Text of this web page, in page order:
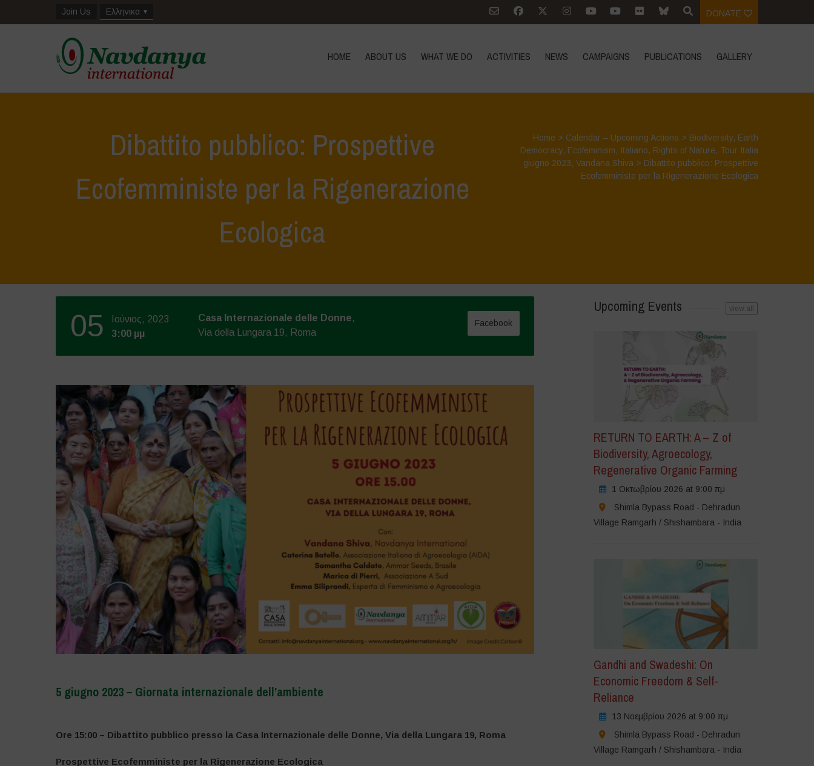
Join Us Ελληνικα DONATE
HOME ABOUT US WHAT WE DO ACTIVITIES NEWS CAMPAIGNS PUBLICATIONS GALLERY
Dibattito pubblico: Prospettive
Ecofemministe per la Rigenerazione
Ecologica
Home > Calendar – Upcoming Actions > Biodiversity, Earth
Democracy, Ecofeminism, Italiano, Rights of Nature, Tour Italia
giugno 2023,Vandana Shiva > Dibattito pubblico: Prospettive
Ecofemministe per la Rigenerazione Ecologica
05
Ιούνιος, 2023
3:00 μμ
Casa Internazionale delle Donne,
Via della Lungara 19, Roma
Facebook
5 giugno 2023 – Giornata internazionale dell’ambiente
Ore 15:00 – Dibattito pubblico presso la Casa Internazionale delle Donne, Via della Lungara 19, Roma
Prospettive Ecofemministe per la Rigenerazione Ecologica
Upcoming Events view all
RETURN TO EARTH: A – Z of
Biodiversity, Agroecology,
Regenerative Organic Farming
1 Οκτωβρίου 2026 at 9:00 πμ
Shimla Bypass Road - Dehradun
Village Ramgarh / Shishambara - India
Gandhi and Swadeshi: On
Economic Freedom & Self-
Reliance
13 Νοεμβρίου 2026 at 9:00 πμ
Shimla Bypass Road - Dehradun
Village Ramgarh / Shishambara - India